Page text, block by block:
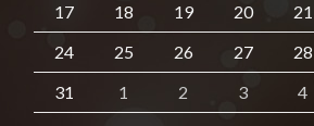
17
18 19 20 21
24
25 26 27 28
31
1 2 3 4